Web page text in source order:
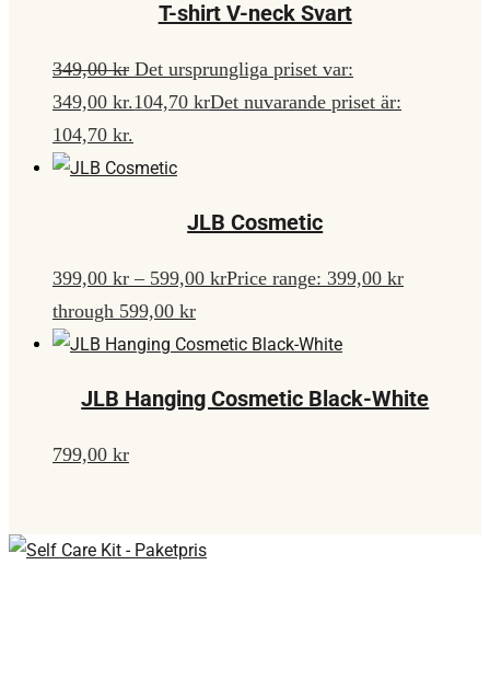
T-shirt V-neck Svart
349,00kr Det ursprungliga priset var:
349,00 kr.104,70 krDet nuvarande priset är:
104,70 kr.
JLB Cosmetic
399,00 kr – 599,00 krPrice range: 399,00 kr
through 599,00 kr
JLB Hanging Cosmetic Black-White
799,00 kr